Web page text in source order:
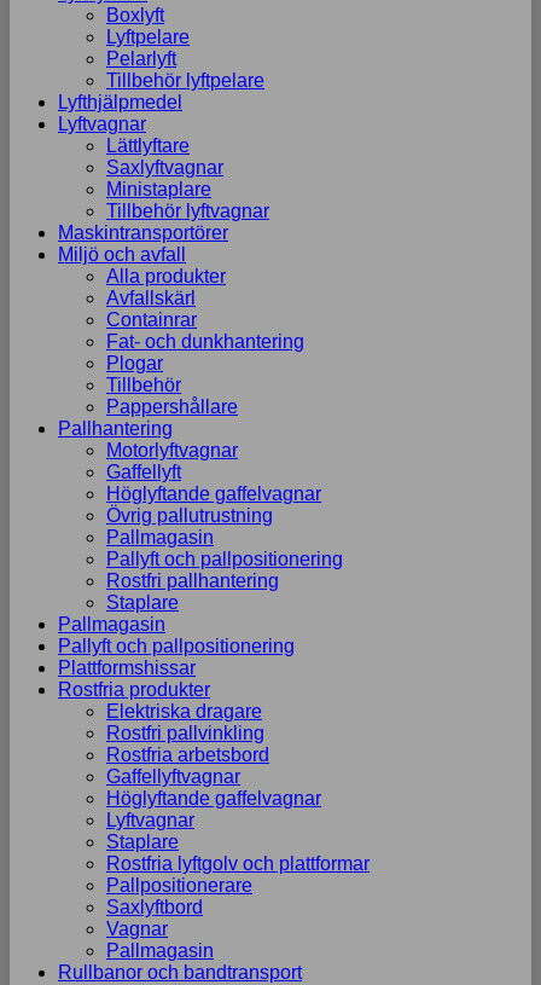
Boxlyft
Lyftpelare
Pelarlyft
Tillbehör lyftpelare
Lyfthjälpmedel
Lyftvagnar
Lättlyftare
Saxlyftvagnar
Ministaplare
Tillbehör lyftvagnar
Maskintransportörer
Miljö och avfall
Alla produkter
Avfallskärl
Containrar
Fat- och dunkhantering
Plogar
Tillbehör
Pappershållare
Pallhantering
Motorlyftvagnar
Gaffellyft
Höglyftande gaffelvagnar
Övrig pallutrustning
Pallmagasin
Pallyft och pallpositionering
Rostfri pallhantering
Staplare
Pallmagasin
Pallyft och pallpositionering
Plattformshissar
Rostfria produkter
Elektriska dragare
Rostfri pallvinkling
Rostfria arbetsbord
Gaffellyftvagnar
Höglyftande gaffelvagnar
Lyftvagnar
Staplare
Rostfria lyftgolv och plattformar
Pallpositionerare
Saxlyftbord
Vagnar
Pallmagasin
Rullbanor och bandtransport